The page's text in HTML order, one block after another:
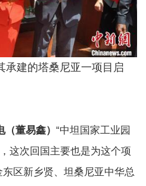
承建的塔桑尼亚一项目启
董易鑫） “中坦国家工业园
这次回国主要也是为这个项
区新乡贤、坦桑尼亚中华总